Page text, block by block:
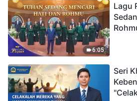
6:05
Lagu
Seri